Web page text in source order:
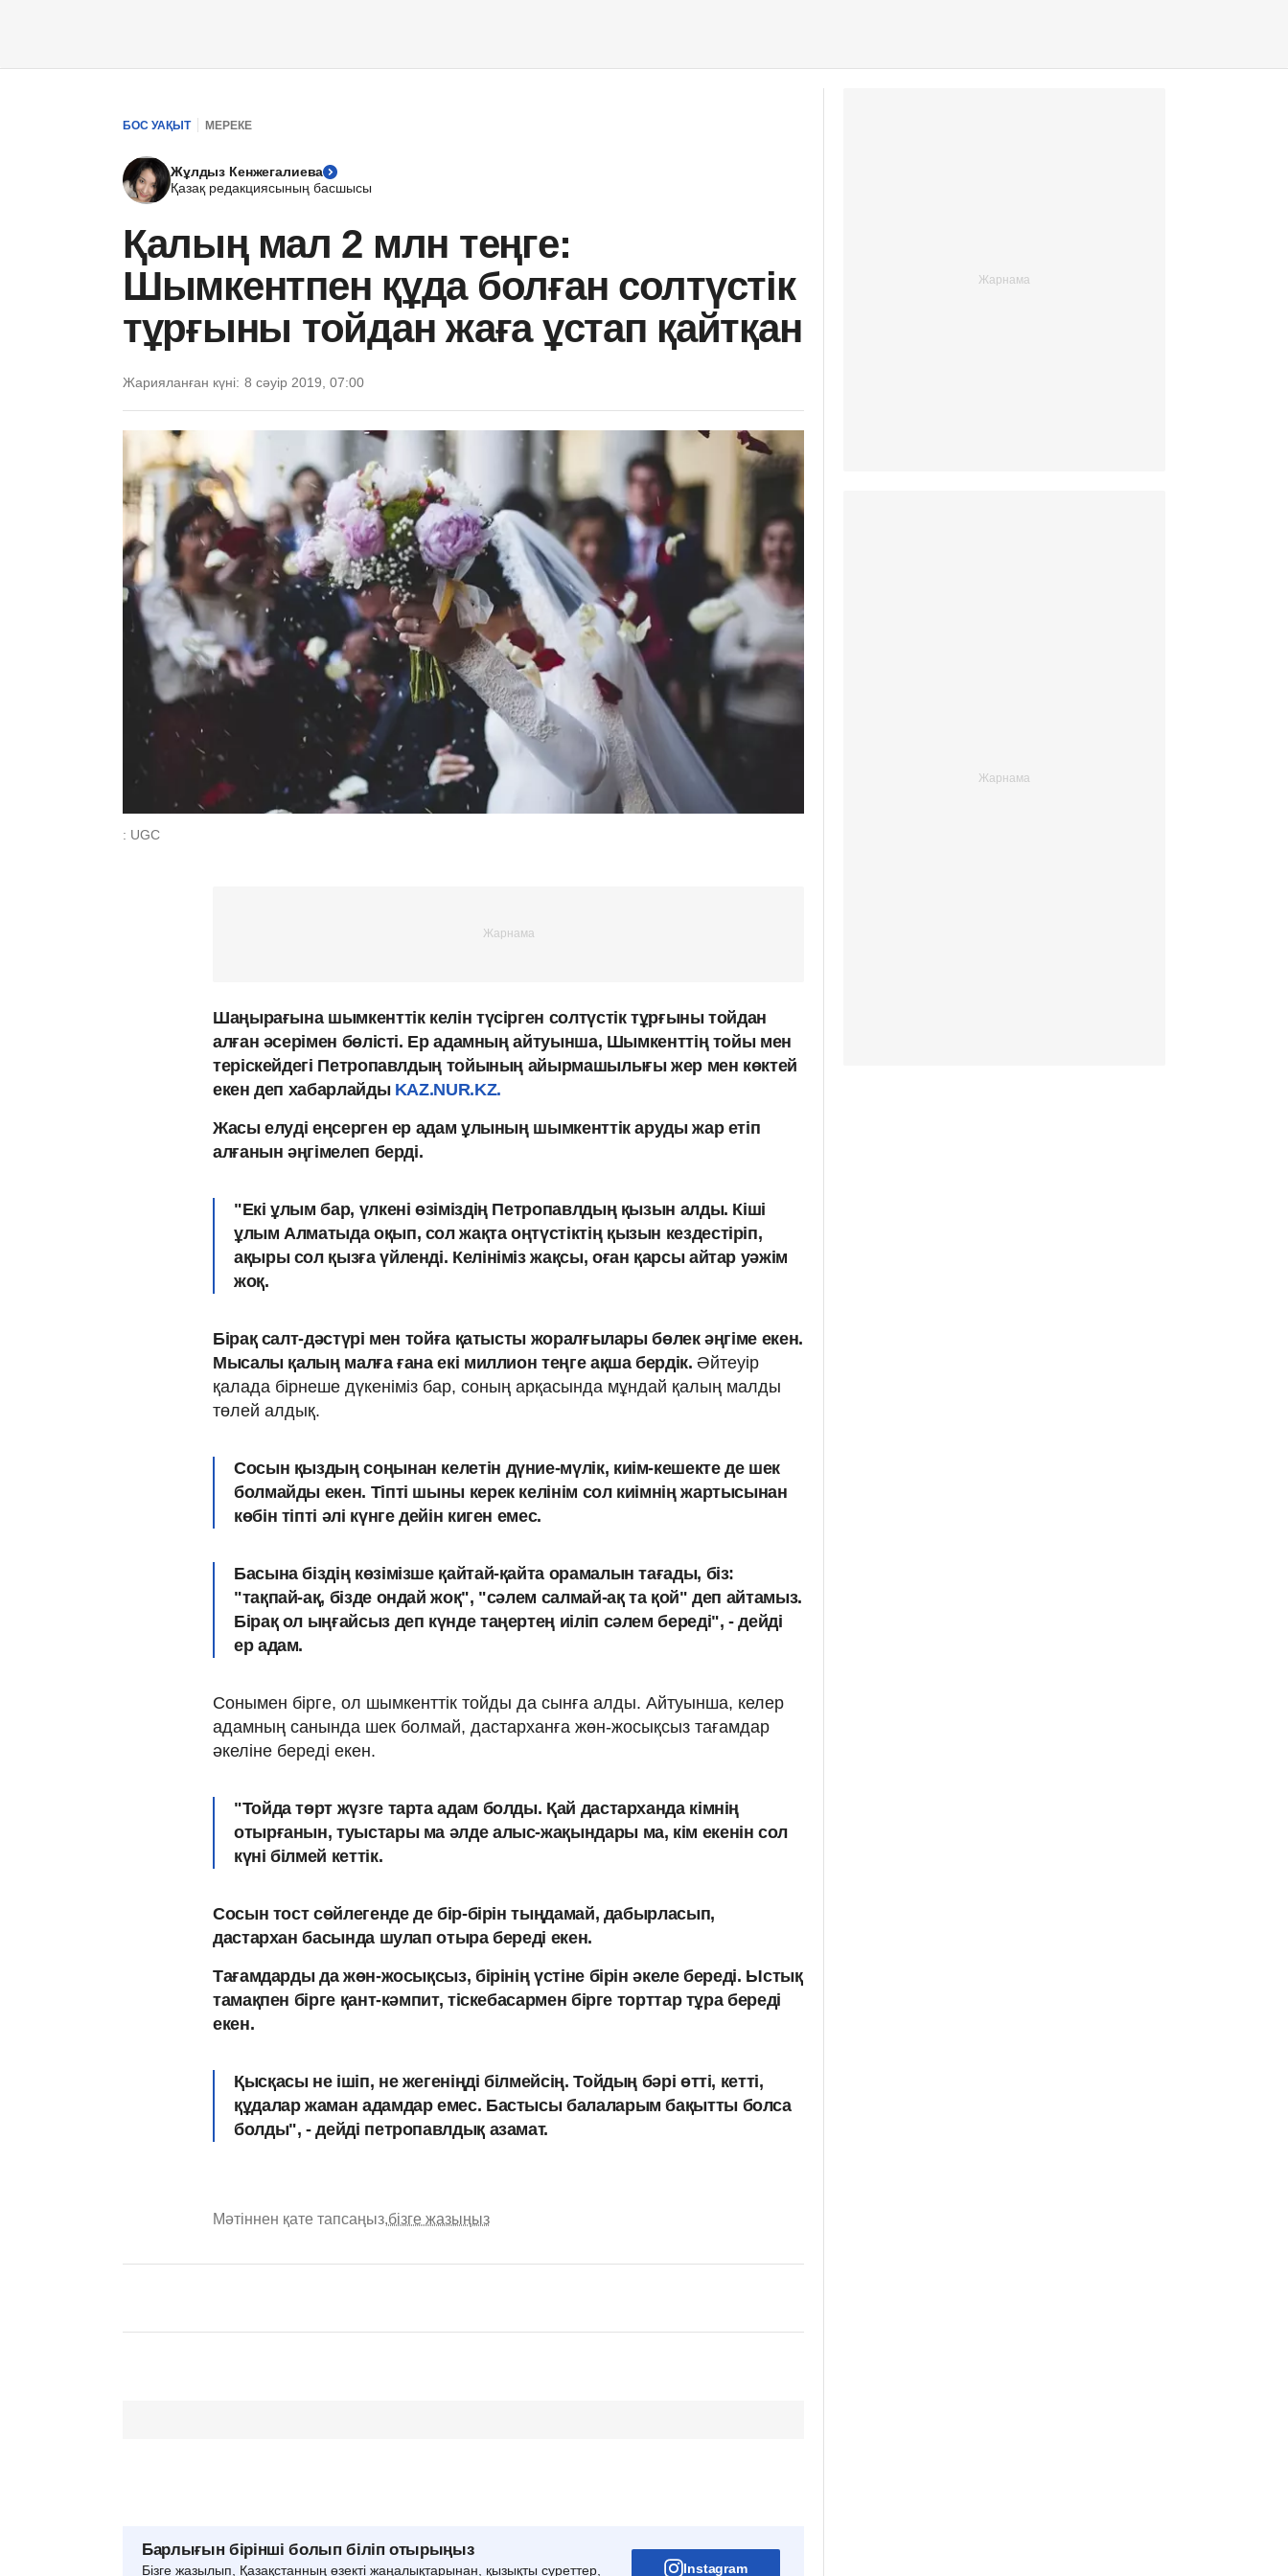
БОС УАҚЫТ МЕРЕКЕ
Жұлдыз Кенжегалиева
Қазақ редакциясының басшысы
Қалың мал 2 млн теңге:
Шымкентпен құда болған солтүстік
тұрғыны тойдан жаға ұстап қайтқан
Жарияланған күні: 8 сәуір 2019, 07:00
: UGC
Шаңырағына шымкенттік келін түсірген солтүстік тұрғыны тойдан
алған әсерімен бөлісті. Ер адамның айтуынша, Шымкенттің тойы мен
теріскейдегі Петропавлдың тойының айырмашылығы жер мен көктей
екен деп хабарлайды KAZ.NUR.KZ.
Жасы елуді еңсерген ер адам ұлының шымкенттік аруды жар етіп
алғанын әңгімелеп берді.
"Екі ұлым бар, үлкені өзіміздің Петропавлдың қызын алды. Кіші
ұлым Алматыда оқып, сол жақта оңтүстіктің қызын кездестіріп,
ақыры сол қызға үйленді. Келініміз жақсы, оған қарсы айтар уәжім
жоқ.
Бірақ салт-дәстүрі мен тойға қатысты жоралғылары бөлек әңгіме екен.
Мысалы қалың малға ғана екі миллион теңге ақша бердік.Әйтеуір
қалада бірнеше дүкеніміз бар, соның арқасында мұндай қалың малды
төлей алдық.
Сосын қыздың соңынан келетін дүние-мүлік, киім-кешекте де шек
болмайды екен. Тіпті шыны керек келінім сол киімнің жартысынан
көбін тіпті әлі күнге дейін киген емес.
Басына біздің көзімізше қайтай-қайта орамалын тағады, біз:
"тақпай-ақ, бізде ондай жоқ", "сәлем салмай-ақ та қой" деп айтамыз.
Бірақ ол ыңғайсыз деп күнде таңертең иіліп сәлем береді", - дейді
ер адам.
Сонымен бірге, ол шымкенттік тойды да сынға алды. Айтуынша, келер
адамның санында шек болмай, дастарханға жөн-жосықсыз тағамдар
әкеліне береді екен.
"Тойда төрт жүзге тарта адам болды. Қай дастарханда кімнің
отырғанын, туыстары ма әлде алыс-жақындары ма, кім екенін сол
күні білмей кеттік.
Сосын тост сөйлегенде де бір-бірін тыңдамай, дабырласып,
дастархан басында шулап отыра береді екен.
Тағамдарды да жөн-жосықсыз, бірінің үстіне бірін әкеле береді. Ыстық
тамақпен бірге қант-кәмпит, тіскебасармен бірге торттар тұра береді
екен.
Қысқасы не ішіп, не жегеніңді білмейсің.Тойдың бәрі өтті, кетті,
құдалар жаман адамдар емес. Бастысы балаларым бақытты болса
болды", - дейді петропавлдық азамат.
Мәтіннен қате тапсаңыз,бізге жазыңыз
Барлығын бірінші болып біліп отырыңыз
Бізге жазылып, Қазақстанның өзекті жаңалықтарынан, қызықты суреттер, Instagram